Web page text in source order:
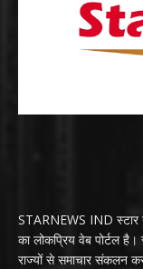
STARNEWS IND स्टार
का लोकप्रिय वेब पोर्टल
राज्यों से समाचार संकलन